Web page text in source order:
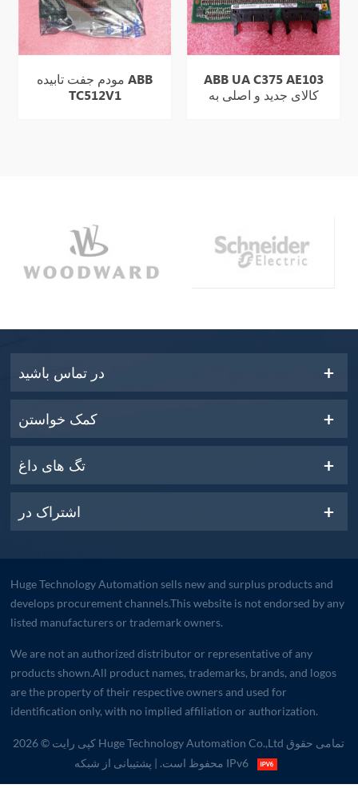
مودم جفت تابیده ABB
TC512V1
ABB UA C375 AE103
کالای جدید و اصلی به
در تماس باشید
کمک خواستن
تگ های داغ
اشتراک در
Huge Technology Automation sells new and surplus products and
develops procurement channels.This website is not endorsed by any
listed manufacturers or trademark owners.
We are not an authorized distributor or representative of any
products shown.All product names, trademarks, brands, and logos
are the property of their respective owners and used for
identification only, with no implied affiliation or authorization.
کپی رایت © 2026 Huge Technology Automation Co.,Ltd تمامی حقوق
محفوظ است. | پشتیبانی از شبکه IPv6